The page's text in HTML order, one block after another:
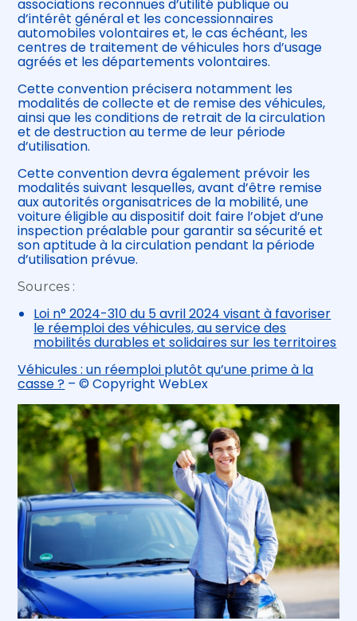
associations reconnues d’utilité publique ou
d’intérêt général et les concessionnaires
automobiles volontaires et, le cas échéant, les
centres de traitement de véhicules hors d’usage
agréés et les départements volontaires.
Cette convention précisera notamment les
modalités de collecte et de remise des véhicules,
ainsi que les conditions de retrait de la circulation
et de destruction au terme de leur période
d’utilisation.
Cette convention devra également prévoir les
modalités suivant lesquelles, avant d’être remise
aux autorités organisatrices de la mobilité, une
voiture éligible au dispositif doit faire l’objet d’une
inspection préalable pour garantir sa sécurité et
son aptitude à la circulation pendant la période
d’utilisation prévue.
Sources :
Loi n° 2024-310 du 5 avril 2024 visant à favoriser
le réemploi des véhicules, au service des
mobilités durables et solidaires sur les territoires
Véhicules : un réemploi plutôt qu’une prime à la
casse ? – © Copyright WebLex